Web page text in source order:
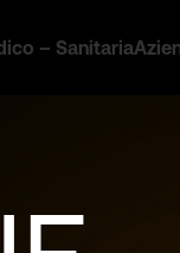
– Sanitaria